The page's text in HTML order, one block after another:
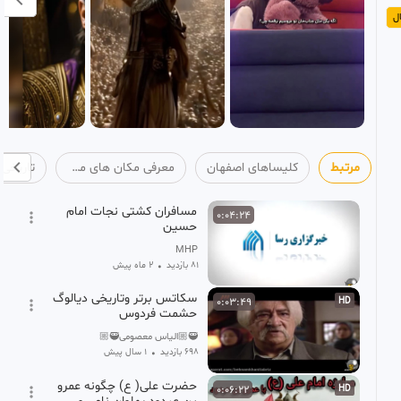
مرتبط کلیساهای اصفهان معرفی مکان های مذهبی تاریخی
0:04:24
مسافران کشتی نجات امام
حسین
MHP
81 بازدید • 2 ماه پیش
HD
0:03:49
سکاتس برتر وتاریخی دیالوگ
حشمت فردوس
🥷🏼الیاس معصومی🥷🏼
698 بازدید • 1 سال پیش
HD
0:06:22
حضرت علی( ع) چگونه عمرو